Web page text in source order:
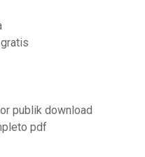
publik download
pdf